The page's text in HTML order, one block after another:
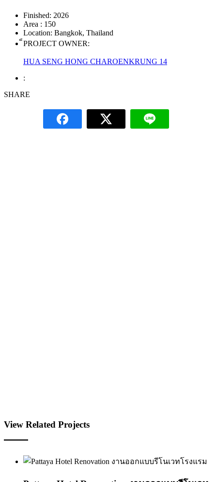
Finished: 2026
Area : 150
Location: Bangkok, Thailand
็PROJECT OWNER:
HUA SENG HONG CHAROENKRUNG 14
:
SHARE
View Related Projects